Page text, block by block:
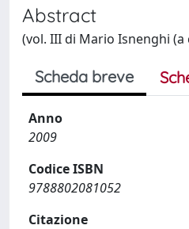
Abstract
(vol. III di Mario Isnenghi
Scheda breve
Anno
2009
Codice ISBN
9788802081052
Citazione